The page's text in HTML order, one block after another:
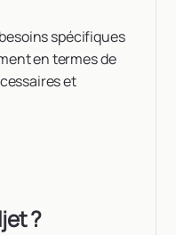
spécifiques
en termes de
et
?